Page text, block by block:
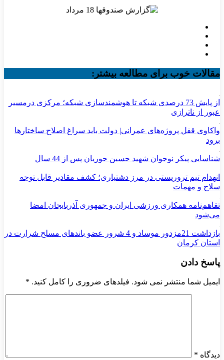
مقالات خوب برای مطالعه بیشتر:
از پایش 73 درصدی شبکه تا هوشمندسازی شبکه؛ مرکزی درمسیر
عبور از ناترازی
واکاوی قفل پروژه‌های عمرانی| دولت باید سراغ اصلاح ساختارها
برود
شناسایی پیکر نوجوان شهید حسین حوریان پس از 44 سال
انهدام تیم تروریستی در مرز دشتیاری؛ کشف مقادیر قابل توجه
سلاح و مهمات
تفاهم‌نامه همکاری ورزشی ایران و جمهوری آذربایجان امضا
می‌شود
بازداشت 21مزدور موساد و 4 شرور عضو باندهای مسلح شرارت در
استان کرمان
پاسخ دادن
ایمیل شما منتشر نمی شود. فیلدهای ضروری را کامل کنید. *
دیدگاه *